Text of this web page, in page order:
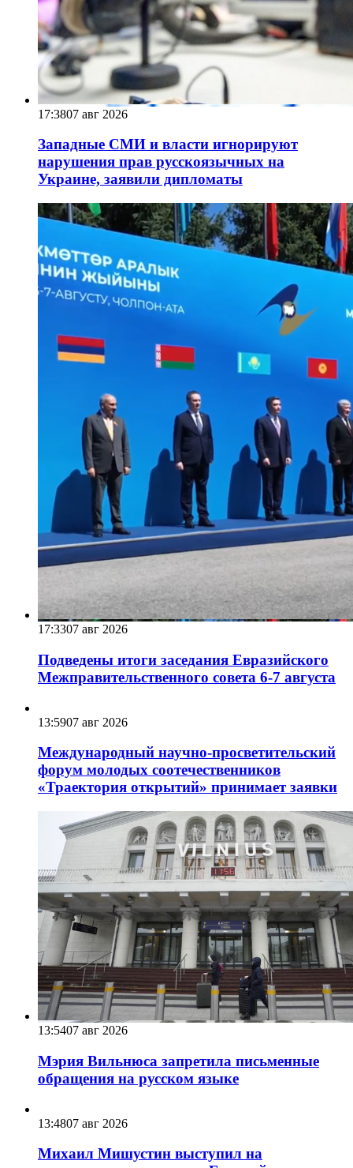
17:3807 авг 2026
Западные СМИ и власти игнорируют
нарушения прав русскоязычных на
Украине, заявили дипломаты
17:3307 авг 2026
Подведены итоги заседания Евразийского
Межправительственного совета 6-7 августа
13:5907 авг 2026
Международный научно-просветительский
форум молодых соотечественников
«Траектория открытий» принимает заявки
13:5407 авг 2026
Мэрия Вильнюса запретила письменные
обращения на русском языке
13:4807 авг 2026
Михаил Мишустин выступил на